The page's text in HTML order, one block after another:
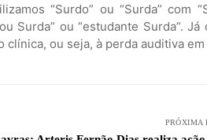
“Surdo” ou “Surda” com
Surda” ou “estudante Surda”. Já
ou seja, à perda auditiva em
PRÓXIMA